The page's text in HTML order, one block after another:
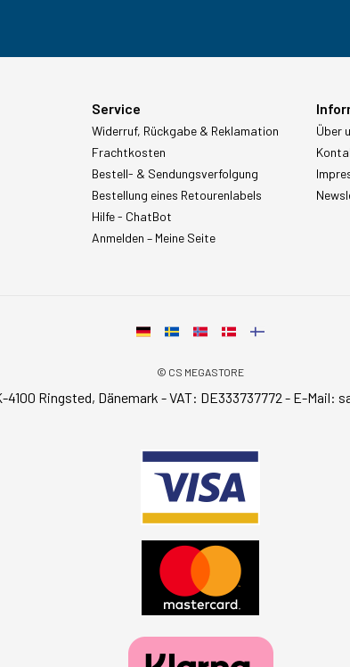
Service
Widerruf, Rückgabe & Reklamation
Frachtkosten
Bestell- & Sendungsverfolgung
Bestellung eines Retourenlabels
Hilfe - ChatBot
Anmelden – Meine Seite
Über
© CS MEGASTORE
4100 Ringsted, Dänemark - VAT: DE333737772 - E-Mail: